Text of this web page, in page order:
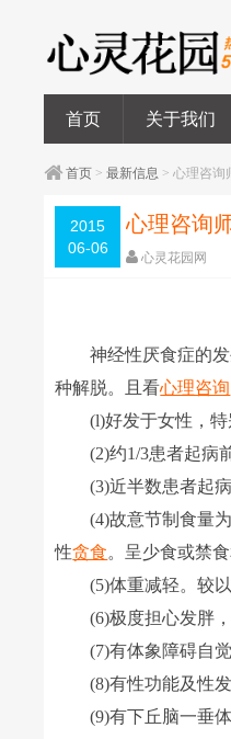
首页 关于我们
首页 >最新信息 > 心理咨询
2015
06-06
心理咨询
心灵花园网
神经性厌食症的发
种解脱。且看心理咨询
(l)好发于女性，特别
(2)约1/3患者起病前
(3)近半数患者起病
(4)故意节制食量为
性贪食。呈少食或禁
(5)体重减轻。较以
(6)极度担心发胖，
(7)有体象障碍自觉
(8)有性功能及性发
(9)有下丘脑一垂体-